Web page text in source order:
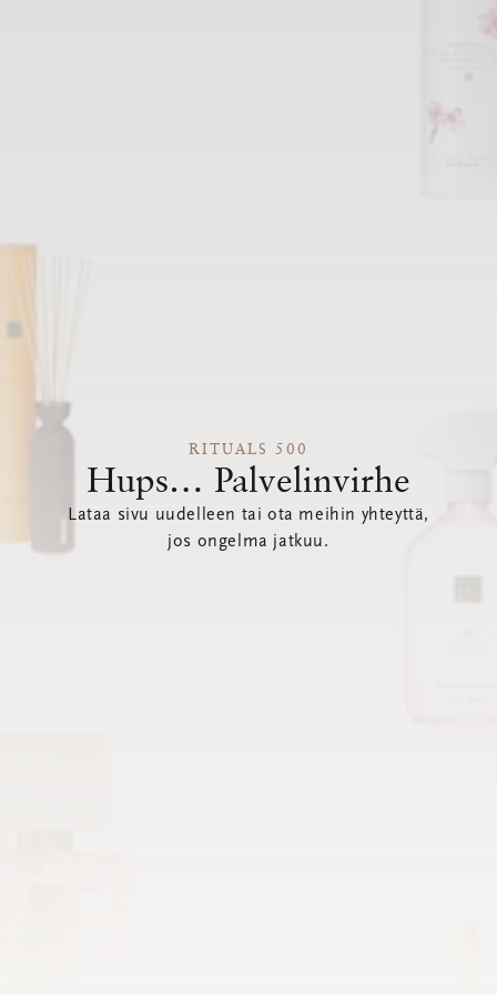
RITUALS 500
Hups… Palvelinvirhe
Lataa sivu uudelleen tai ota meihin yhteyttä,
jos ongelma jatkuu.